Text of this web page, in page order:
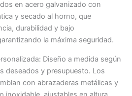
en acero galvanizado con
y secado al horno, que
durabilidad y bajo
la máxima seguridad.
Diseño a medida según
deseados y presupuesto. Los
con abrazaderas metálicas y